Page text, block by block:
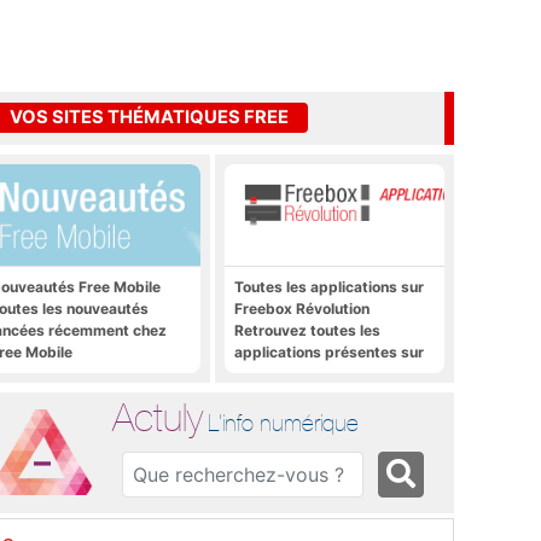
VOS SITES THÉMATIQUES FREE
Free Mobile
les nouveautés
récemment chez
Mobile
Toutes les applications sur
Freebox Révolution
Retrouvez toutes les
applications présentes sur
Actuly L'info numérique